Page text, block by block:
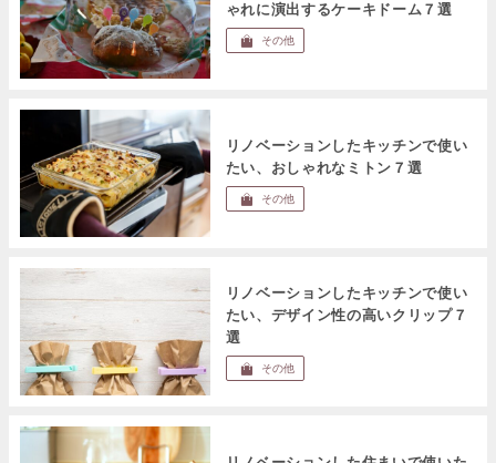
ゃれに演出するケーキドーム７選
その他
リノベーションしたキッチンで使い
たい、おしゃれなミトン７選
その他
リノベーションしたキッチンで使い
たい、デザイン性の高いクリップ７
選
その他